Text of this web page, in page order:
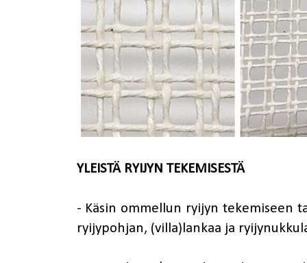
YLEISTÄ RYIJYN TEKEMISESTÄ
- Käsin ommellun ryijyn tekemiseen
ryijypohjan, (villa)lankaa ja